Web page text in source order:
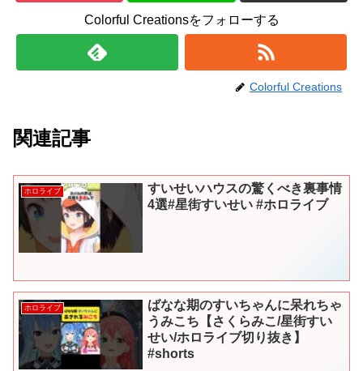
Colorful Creationsをフォローする
Colorful Creations
関連記事
ホロライブ
すいせいハウスの驚くべき裏事情
4選#星街すいせい #ホロライブ
ホロライブ
ばなな期のすいちゃんに呆れちゃ
うみこち【さくらみこ/星街すい
せい/ホロライブ切り抜き】
#shorts